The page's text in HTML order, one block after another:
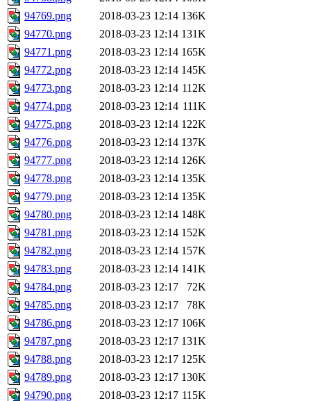
94769.png
2018-03-23 12:14 136K
94770.png
2018-03-23 12:14 131K
94771.png
2018-03-23 12:14 165K
94772.png
2018-03-23 12:14 145K
94773.png
2018-03-23 12:14 112K
94774.png
2018-03-23 12:14 111K
94775.png
2018-03-23 12:14 122K
94776.png
2018-03-23 12:14 137K
94777.png
2018-03-23 12:14 126K
94778.png
2018-03-23 12:14 135K
94779.png
2018-03-23 12:14 135K
94780.png
2018-03-23 12:14 148K
94781.png
2018-03-23 12:14 152K
94782.png
2018-03-23 12:14 157K
94783.png
2018-03-23 12:14 141K
94784.png
2018-03-23 12:17
72K
94785.png
2018-03-23 12:17
78K
94786.png
2018-03-23 12:17 106K
94787.png
2018-03-23 12:17 131K
94788.png
2018-03-23 12:17 125K
94789.png
2018-03-23 12:17 130K
94790.png
2018-03-23 12:17 115K